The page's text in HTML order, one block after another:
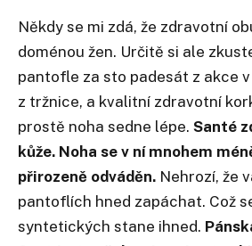
Někdy se mi zdá, že zdravotní
doménou žen. Určitě si ale
pantofle za sto padesát z akce
z tržnice, a kvalitní zdravotní
prostě noha sedne lépe. Santé
kůže. Noha se v ní mnohem
přirozeně odváděn. Nehrozí, že
pantoflích hned zapáchat. Což
syntetických stane ihned.